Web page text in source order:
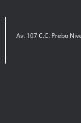
Av. 107 C.C. Prebo